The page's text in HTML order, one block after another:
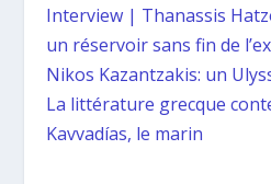
Interview | Thanassis
un réservoir sans fin de
Nikos Kazantzakis: un
La littérature grecque
Kavvadías, le marin